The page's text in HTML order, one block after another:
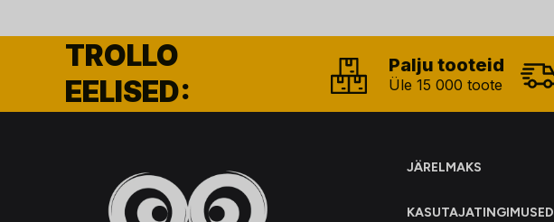
TROLLO
EELISED:
Palju tooteid
Üle 15 000 toote
JÄRELMAKS
KASUTAJATINGIMUSED